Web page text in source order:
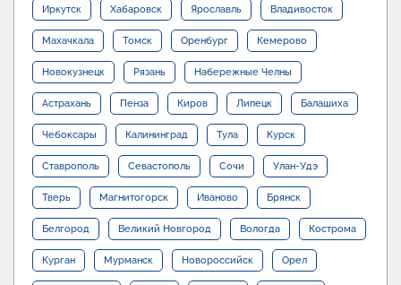
Иркутск Хабаровск Ярославль Владивосток
Махачкала Томск Оренбург Кемерово
Новокузнецк Рязань Набережные Челны
Астрахань Пенза Киров Липецк Балашиха
Чебоксары Калининград Тула Курск
Ставрополь Севастополь Сочи Улан-Удэ
Тверь Магнитогорск Иваново Брянск
Белгород Великий Новгород Вологда Кострома
Курган Мурманск Новороссийск Орел